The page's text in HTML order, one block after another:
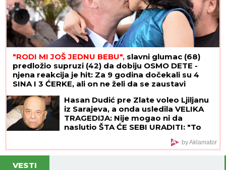
"RODI MI JOŠ JEDNU BEBU", slavni glumac (68)
predložio supruzi (42) da dobiju OSMO DETE -
njena reakcija je hit: Za 9 godina dočekali su 4
SINA I 3 ĆERKE, ali on ne želi da se zaustavi
Hasan Dudić pre Zlate voleo Ljiljanu
iz Sarajeva, a onda usledila VELIKA
TRAGEDIJA: Nije mogao ni da
naslutio ŠTA ĆE SEBI URADITI: "To
by Aklamator
VESTI